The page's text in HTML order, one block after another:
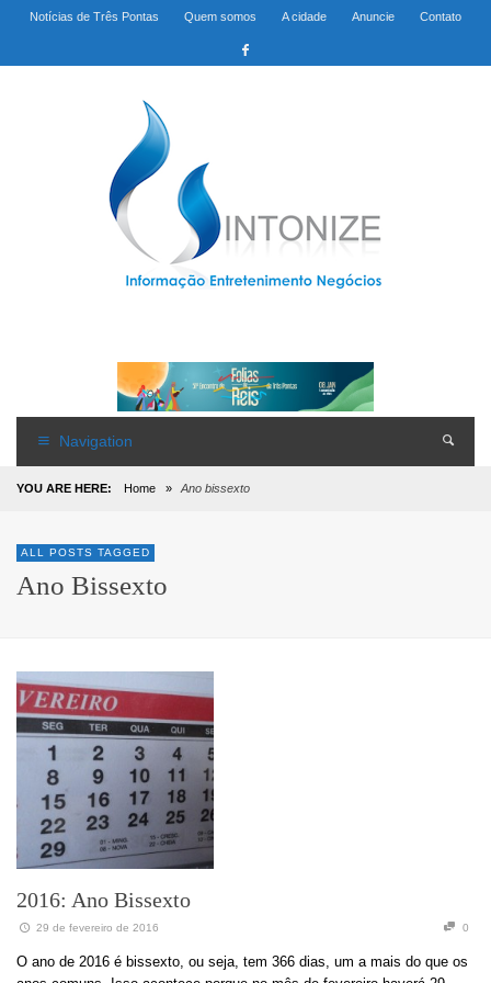
Notícias de Três Pontas Quem somos A cidade Anuncie Contato
Navigation
YOU ARE HERE: Home » Ano bissexto
ALL POSTS TAGGED
Ano Bissexto
2016: Ano Bissexto
29 de fevereiro de 2016 0
O ano de 2016 é bissexto, ou seja, tem 366 dias, um a mais do que os